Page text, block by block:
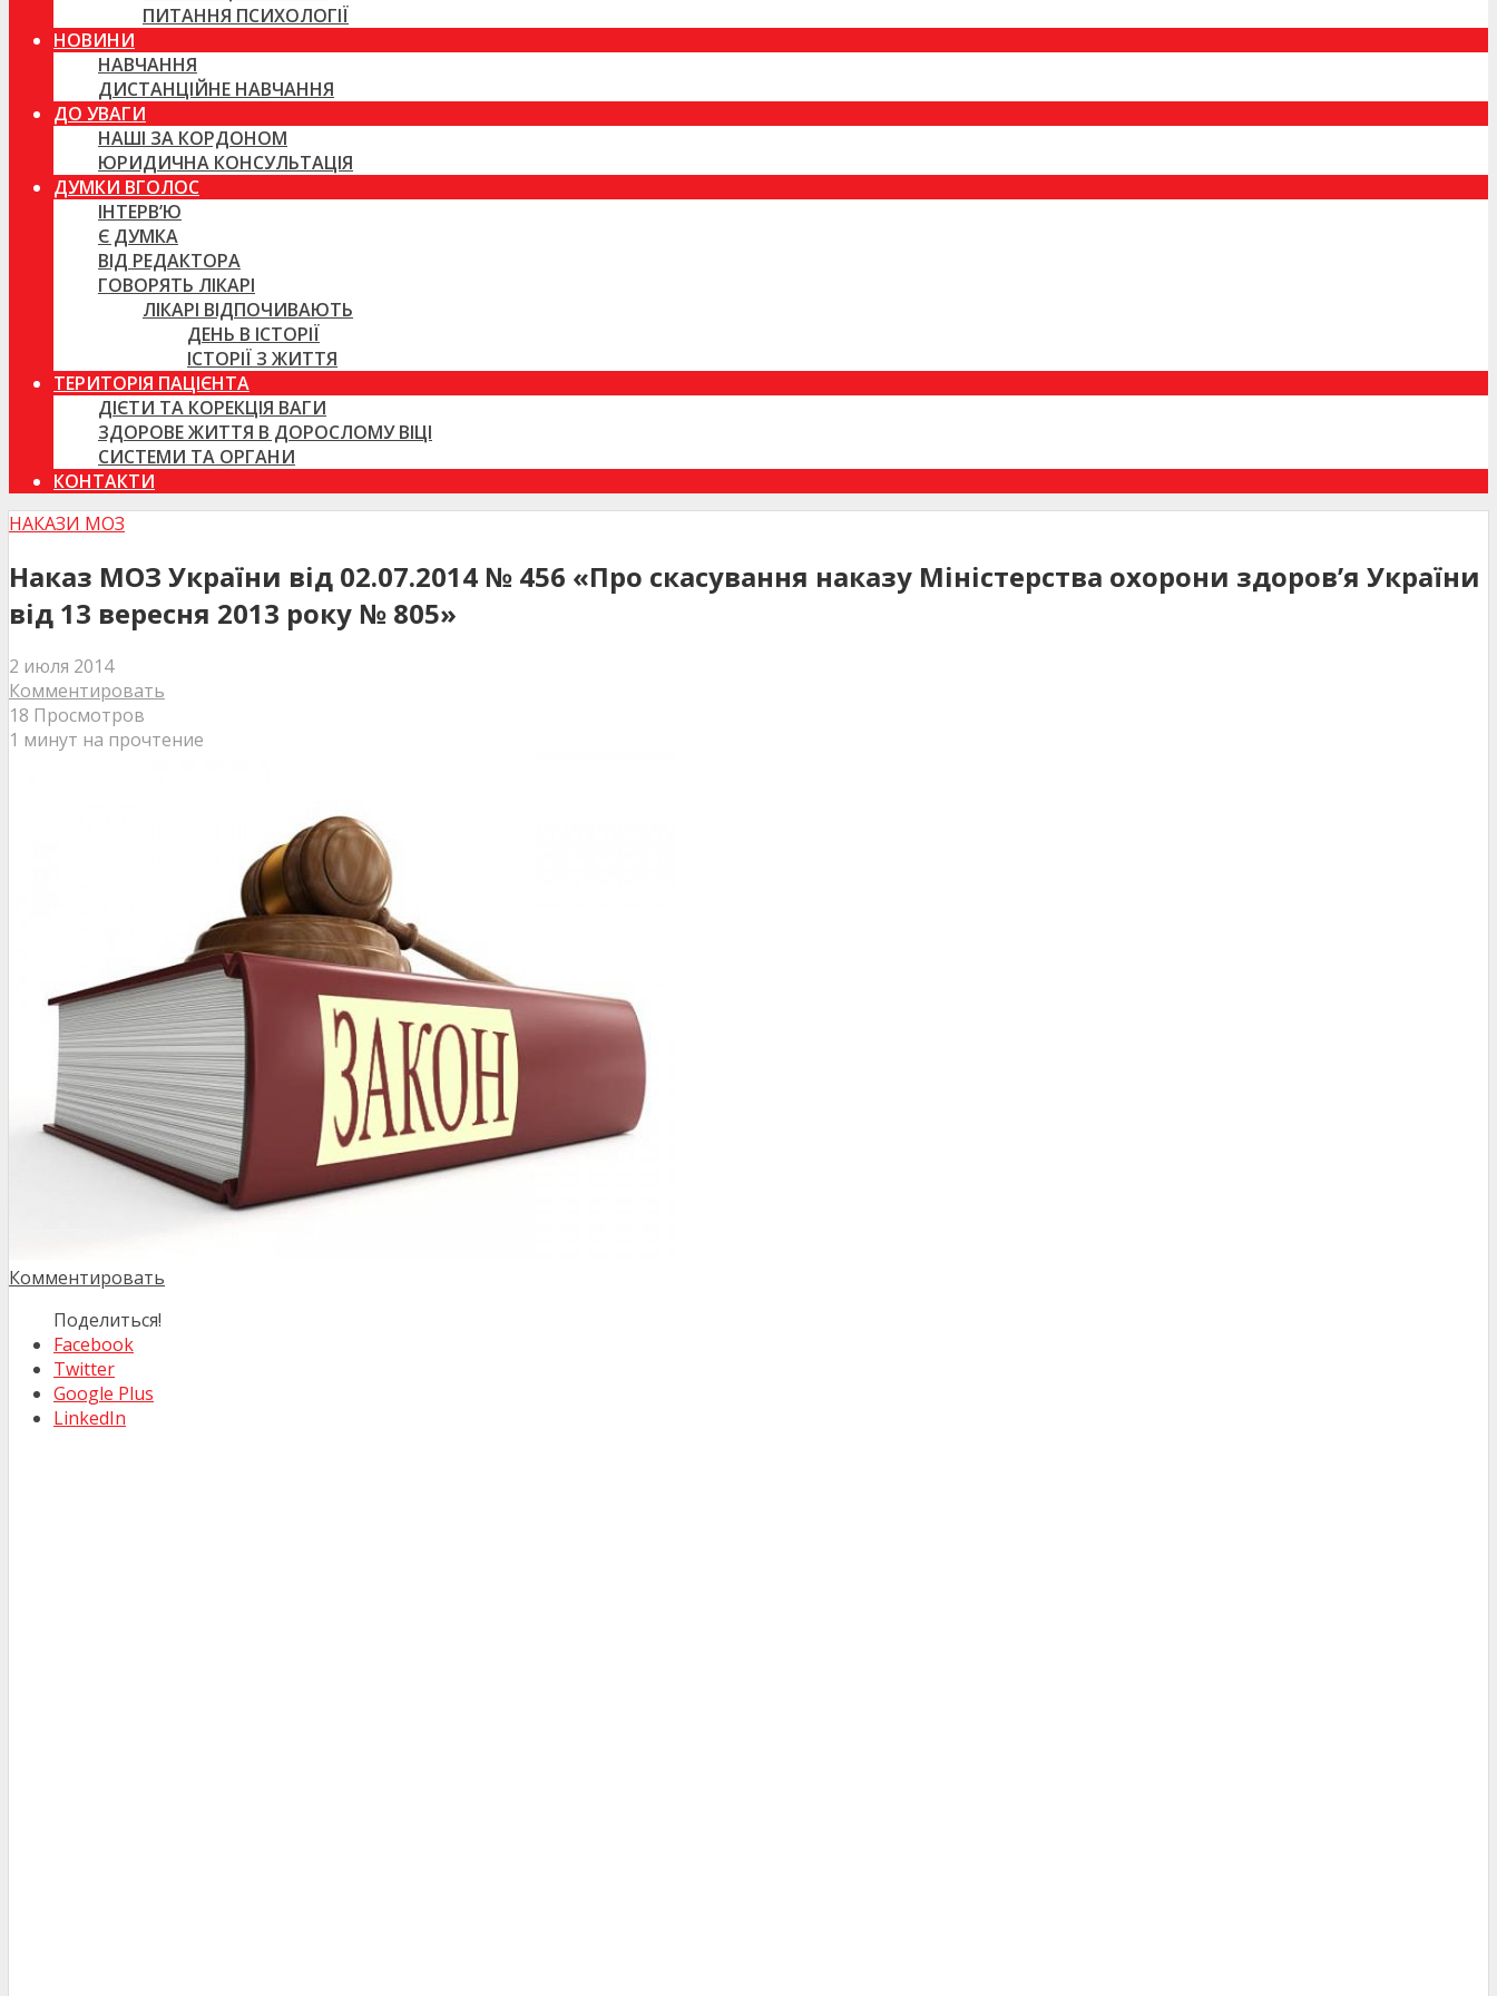
ПИТАННЯ ПСИХОЛОГІЇ
НОВИНИ
НАВЧАННЯ
ДИСТАНЦІЙНЕ НАВЧАННЯ
ДО УВАГИ
НАШІ ЗА КОРДОНОМ
ЮРИДИЧНА КОНСУЛЬТАЦІЯ
ДУМКИ ВГОЛОС
ІНТЕРВ’Ю
Є ДУМКА
ВІД РЕДАКТОРА
ГОВОРЯТЬ ЛІКАРІ
ЛІКАРІ ВІДПОЧИВАЮТЬ
ДЕНЬ В ІСТОРІЇ
ІСТОРІЇ З ЖИТТЯ
ТЕРИТОРІЯ ПАЦІЄНТА
ДІЄТИ ТА КОРЕКЦІЯ ВАГИ
ЗДОРОВЕ ЖИТТЯ В ДОРОСЛОМУ ВІЦІ
СИСТЕМИ ТА ОРГАНИ
КОНТАКТИ
НАКАЗИ МОЗ
Наказ МОЗ України від 02.07.2014 № 456 «Про скасування наказу Міністерства охорони здоров’я України
від 13 вересня 2013 року № 805»
2 июля 2014
Комментировать
18 Просмотров
1 минут на прочтение
Комментировать
Поделиться!
Facebook
Twitter
Google Plus
LinkedIn